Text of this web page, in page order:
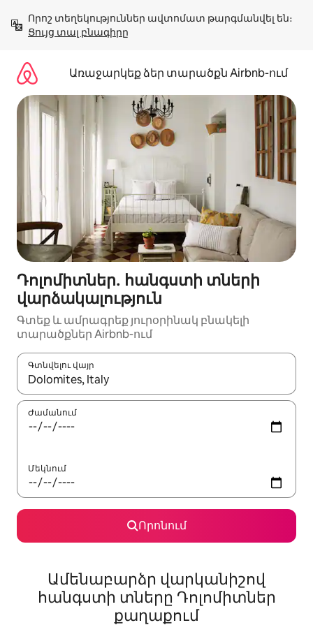
բովանդակությանը
Ցույց տալ բնագիրը
Առաջարկեք ձեր տարածքն Airbnb-ում
Դոլոմիտներ․ հանգստի տների
վարձակալություն
Գտեք և ամրագրեք յուրօրինակ բնակելի
տարածքներ Airbnb-ում
Գտնվելու վայր
Երբ արդյունքները հասանելի լինեն, սլաքների
Ժամանում
Մեկնում
Որոնում
Ամենաբարձր վարկանիշով
հանգստի տները Դոլոմիտներ
քաղաքում